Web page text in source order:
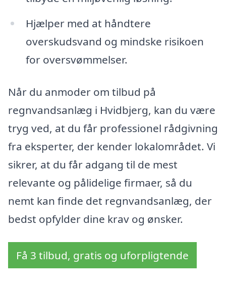
Hjælper med at håndtere
overskudsvand og mindske risikoen
for oversvømmelser.
Når du anmoder om tilbud på
regnvandsanlæg i Hvidbjerg, kan du være
tryg ved, at du får professionel rådgivning
fra eksperter, der kender lokalområdet. Vi
sikrer, at du får adgang til de mest
relevante og pålidelige firmaer, så du
nemt kan finde det regnvandsanlæg, der
bedst opfylder dine krav og ønsker.
Få 3 tilbud, gratis og uforpligtende